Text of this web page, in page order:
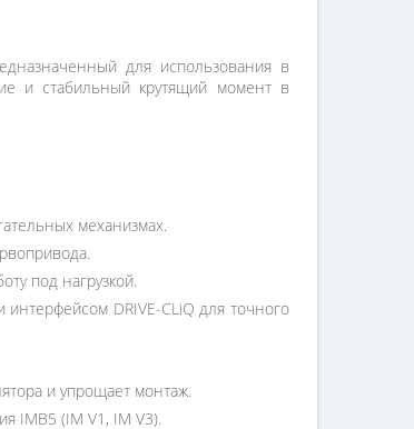
для использования в
и стабильный крутящий момент в
механизмах.
под нагрузкой.
DRIVE-CLiQ для точного
и упрощает монтаж.
IMB5 (IM V1, IM V3).